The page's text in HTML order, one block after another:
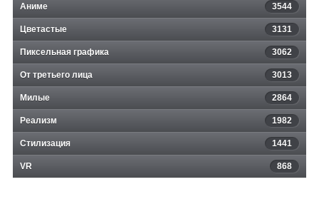
Аниме 3544
Цветастые 3131
Пиксельная графика 3062
От третьего лица 3013
Милые 2864
Реализм 1982
Стилизация 1441
VR 868